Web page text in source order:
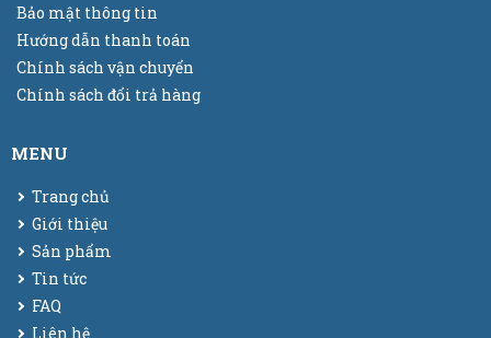
Bảo mật thông tin
Hướng dẫn thanh toán
Chính sách vận chuyển
Chính sách đổi trả hàng
MENU
Trang chủ
Giới thiệu
Sản phẩm
Tin tức
FAQ
Liên hệ